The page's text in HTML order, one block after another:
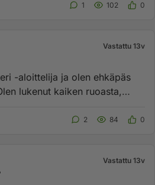
1 102 0
Vastattu 13v
-aloittelija ja olen ehkäpäs
lukenut kaiken ruoasta,
2 84 0
Vastattu 13v